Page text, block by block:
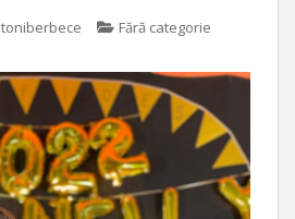
toniberbece Fără categorie